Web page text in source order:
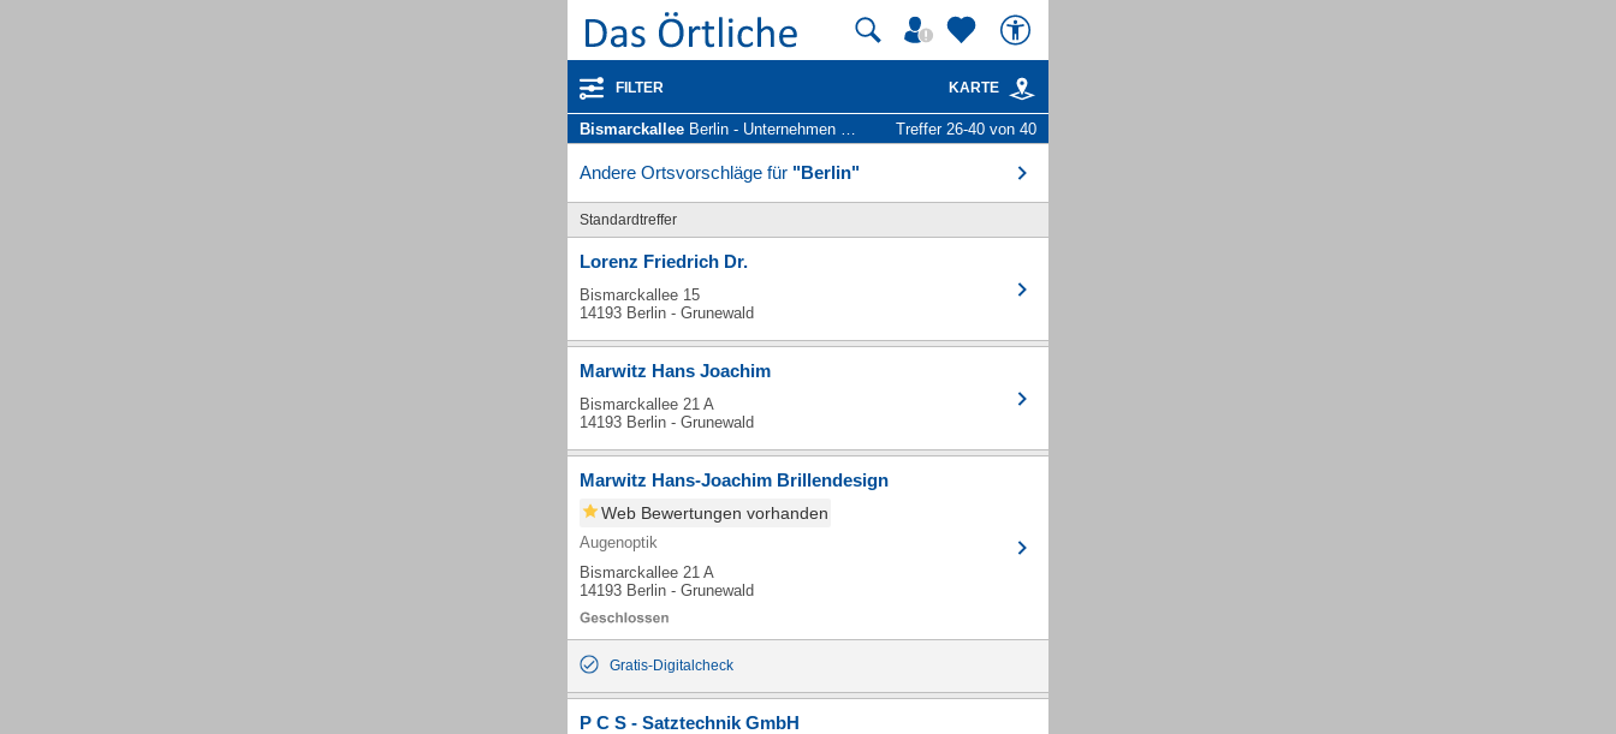
FILTER KARTE
Bismarckallee Berlin - Unternehmen und Personen Treffer 26-40 von 40
Andere Ortsvorschläge für "Berlin"
Standardtreffer
Lorenz Friedrich Dr.
Bismarckallee 15
14193 Berlin - Grunewald
Marwitz Hans Joachim
Bismarckallee 21 A
14193 Berlin - Grunewald
Marwitz Hans-Joachim Brillendesign
Web Bewertungen vorhanden
Augenoptik
Bismarckallee 21 A
14193 Berlin - Grunewald
Gratis-Digitalcheck
P C S - Satztechnik GmbH